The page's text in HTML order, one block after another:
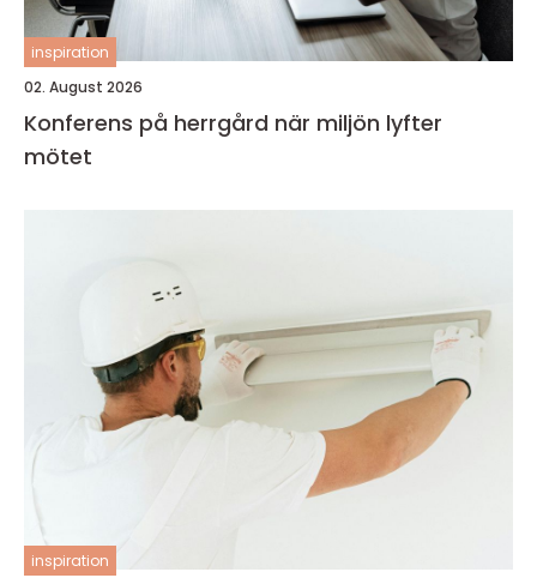
inspiration
02. August 2026
Konferens på herrgård när miljön lyfter
mötet
inspiration